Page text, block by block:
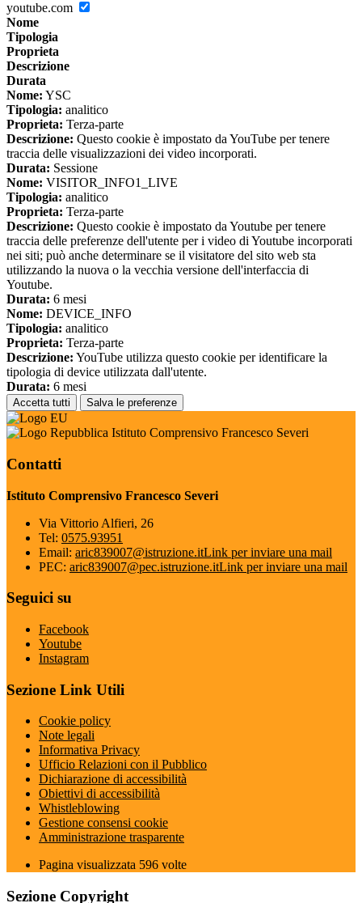
youtube.com
Nome
Tipologia
Proprieta
Descrizione
Durata
Nome: YSC
Tipologia: analitico
Proprieta: Terza-parte
Descrizione: Questo cookie è impostato da YouTube per tenere
traccia delle visualizzazioni dei video incorporati.
Durata: Sessione
Nome: VISITOR_INFO1_LIVE
Tipologia: analitico
Proprieta: Terza-parte
Descrizione: Questo cookie è impostato da Youtube per tenere
traccia delle preferenze dell'utente per i video di Youtube incorporati
nei siti; può anche determinare se il visitatore del sito web sta
utilizzando la nuova o la vecchia versione dell'interfaccia di
Youtube.
Durata: 6 mesi
Nome: DEVICE_INFO
Tipologia: analitico
Proprieta: Terza-parte
Descrizione: YouTube utilizza questo cookie per identificare la
tipologia di device utilizzata dall'utente.
Durata: 6 mesi
Accetta tutti Salva le preferenze
Istituto Comprensivo Francesco Severi
Contatti
Istituto Comprensivo Francesco Severi
Via Vittorio Alfieri, 26
Tel: 0575.93951
Email: aric839007@istruzione.itLink per inviare una mail
PEC: aric839007@pec.istruzione.itLink per inviare una mail
Seguici su
Facebook
Youtube
Instagram
Sezione Link Utili
Cookie policy
Note legali
Informativa Privacy
Ufficio Relazioni con il Pubblico
Dichiarazione di accessibilità
Obiettivi di accessibilità
Whistleblowing
Gestione consensi cookie
Amministrazione trasparente
Pagina visualizzata 596 volte
Sezione Copyright